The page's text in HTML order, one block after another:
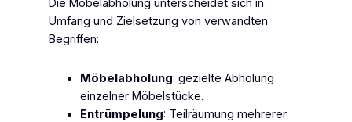
Die Möbelabholung unterscheidet sich in
Umfang und Zielsetzung von verwandten
Begriffen:
Möbelabholung: gezielte Abholung
einzelner Möbelstücke.
Entrümpelung: Teilräumung mehrerer